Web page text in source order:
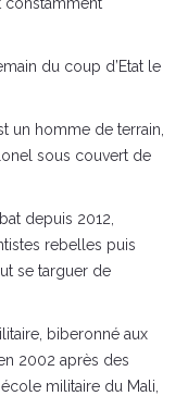
du coup d’Etat le
un homme de terrain,
sous couvert de
depuis 2012,
rebelles puis
se targuer de
biberonné aux
2002 après des
militaire du Mali,